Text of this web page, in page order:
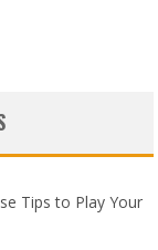
Tips to Play Your